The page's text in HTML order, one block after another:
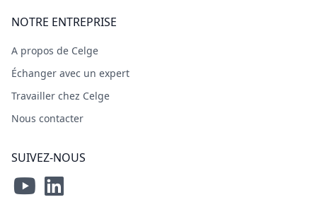
NOTRE ENTREPRISE
A propos de Celge
Échanger avec un expert
Travailler chez Celge
Nous contacter
SUIVEZ-NOUS